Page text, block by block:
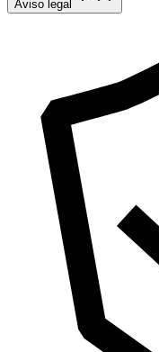
Aviso legal